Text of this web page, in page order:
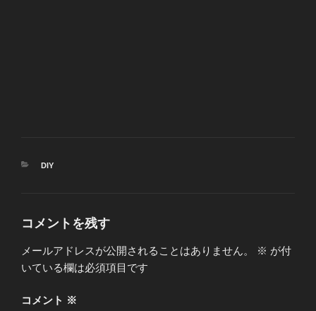
カ
DIY
コメントを残す
メールアドレスが公開されることはありません。 ※ が付
いている欄は必須項目です
コメント ※